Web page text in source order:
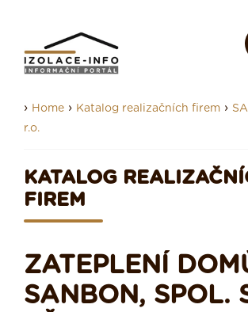
› Home › Katalog realizačních firem ›
r.o.
KATALOG
FIREM
ZATEPLENÍ
SANBON, SPOL.